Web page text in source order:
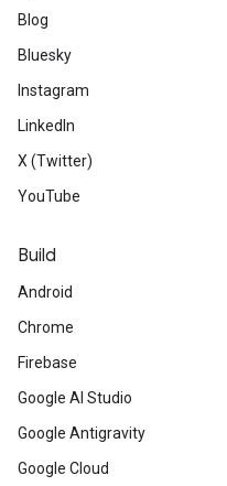
Blog
Bluesky
Instagram
LinkedIn
X (Twitter)
YouTube
Build
Android
Chrome
Firebase
Google AI Studio
Google Antigravity
Google Cloud